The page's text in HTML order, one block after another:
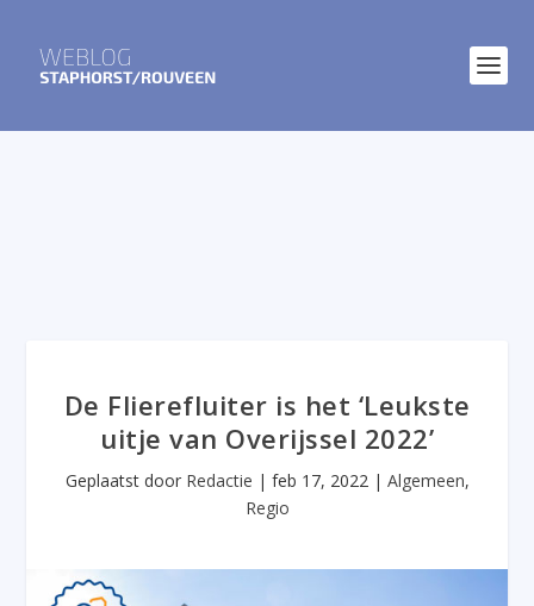
De Flierefluiter is het ‘Leukste
uitje van Overijssel 2022’
Geplaatst door Redactie | feb 17, 2022| Algemeen,
Regio